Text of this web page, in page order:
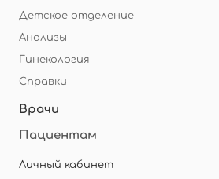
Детское отделение
Анализы
Гинекология
Справки
Врачи
Пациентам
Личный кабинет